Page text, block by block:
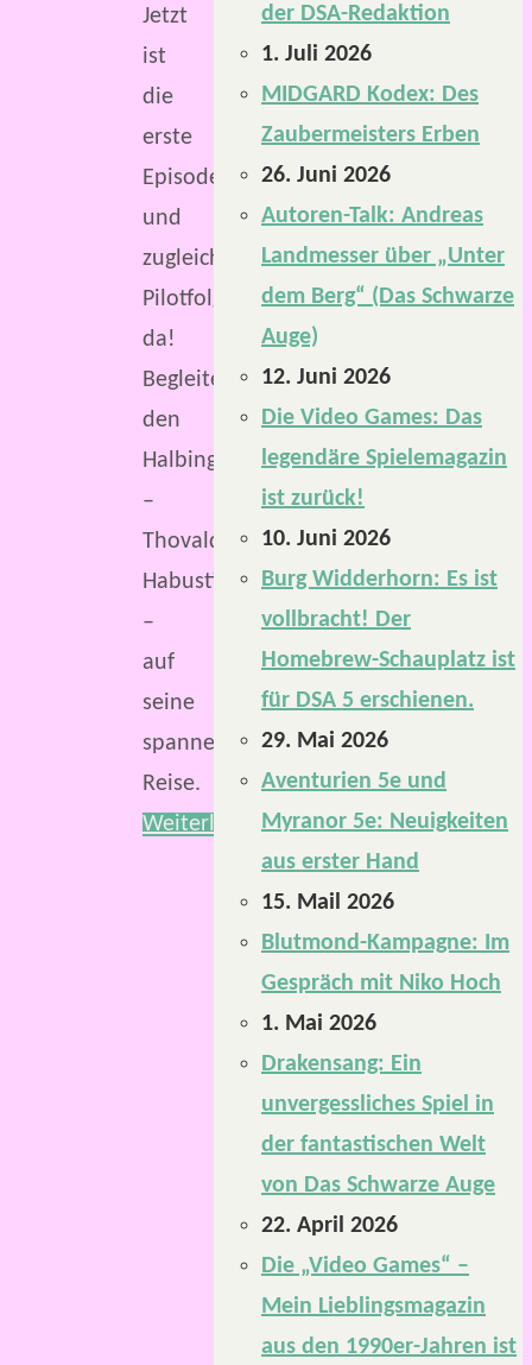
Jetzt
ist
die
erste
Episode
und
zugleich
Pilotfolge
da!
Begleitet
den
Halbingspriester
–
Thovaldin
Habustin
–
auf
seine
spannende
Reise.
Weiterlesen
der DSA-Redaktion
1. Juli 2026
MIDGARD Kodex: Des
Zaubermeisters Erben
26. Juni 2026
Autoren-Talk: Andreas
Landmesser über „Unter
dem Berg“ (Das Schwarze
Auge)
12. Juni 2026
Die Video Games: Das
legendäre Spielemagazin
ist zurück!
10. Juni 2026
Burg Widderhorn: Es ist
vollbracht! Der
Homebrew-Schauplatz ist
für DSA 5 erschienen.
29. Mai 2026
Aventurien 5e und
Myranor 5e: Neuigkeiten
aus erster Hand
15. Mail 2026
Blutmond-Kampagne: Im
Gespräch mit Niko Hoch
1. Mai 2026
Drakensang: Ein
unvergessliches Spiel in
der fantastischen Welt
von Das Schwarze Auge
22. April 2026
Die „Video Games“ –
Mein Lieblingsmagazin
aus den 1990er-Jahren ist